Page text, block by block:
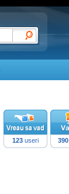
123 useri 390